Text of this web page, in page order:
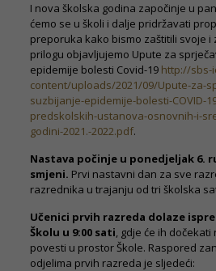
I nova školska godina započinje u
ćemo se u školi i dalje pridržavati
preporuka kako bismo zaštitili svoje i
prilogu objavljujemo Upute za
epidemije bolesti Covid-19 http://sbs-
content/uploads/2021/09/Upute-za-
suzbijanje-epidemije-bolesti-COVID-
predskolskih-ustanova-osnovnih-i-
godini-2021.-2022.pdf.
Nastava počinje u ponedjeljak 6.
smjeni. Prvi nastavni dan za sve
razrednika u trajanju od tri školska
Učenici prvih razreda dolaze
Školu u 9:00 sati, gdje će ih
povesti u prostor Škole. Raspored
odjelima prvih razreda je sljedeći: